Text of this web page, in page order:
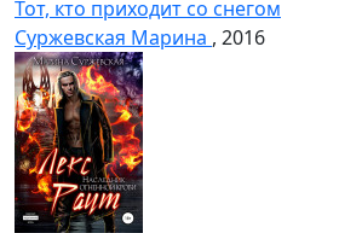
Тот, кто приходит со снегом
Суржевская Марина , 2016